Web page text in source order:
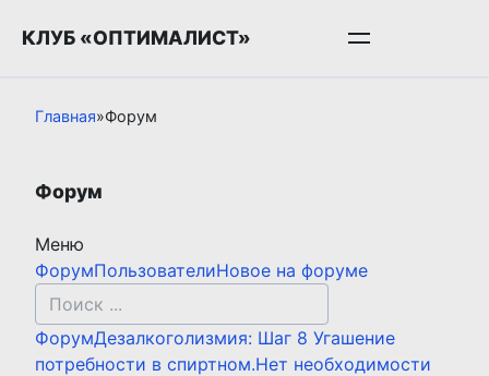
КЛУБ «ОПТИМАЛИСТ»
Главная»Форум
Форум
Меню
Навигация
Форума
ФорумПользователиНовое на форуме
Форум
breadcrumbs
ФорумДезалкоголизмия: Шаг 8 Угашение
потребности в спиртном.Нет необходимости